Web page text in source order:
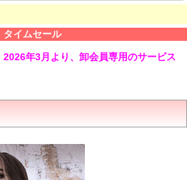
タイムセール
年3月より、卸会員専用のサービス